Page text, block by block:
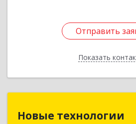
Отправить
Показать
Отправить
Назад
Новые технологии